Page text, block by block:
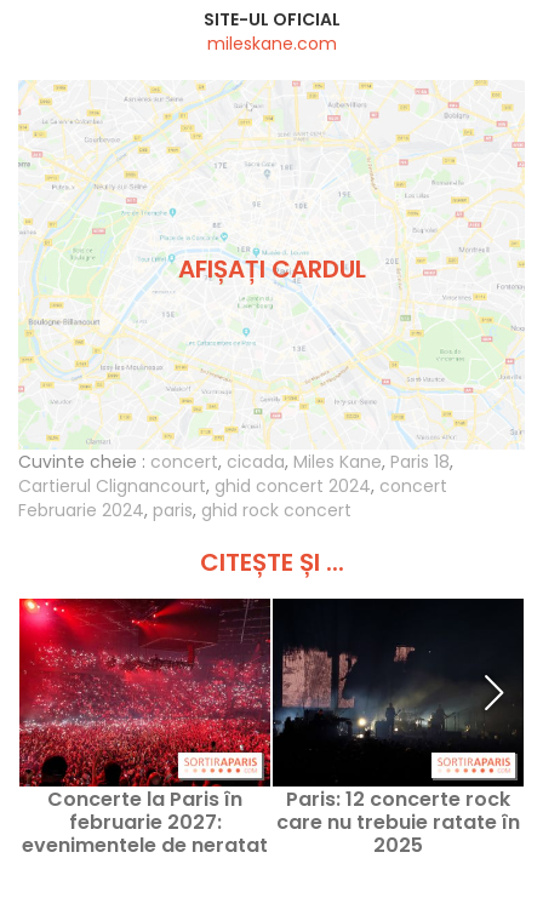
SITE-UL OFICIAL
mileskane.com
AFIȘAȚI CARDUL
Cuvinte cheie : concert, cicada, Miles Kane, Paris 18,
Cartierul Clignancourt, ghid concert 2024, concert
Februarie 2024, paris, ghid rock concert
CITEȘTE ȘI ...
Concerte la Paris în
februarie 2027:
evenimentele de neratat
Paris: 12 concerte rock
care nu trebuie ratate în
2025